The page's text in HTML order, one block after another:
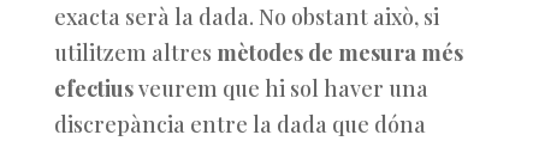
exacta serà la dada. No obstant això, si
utilitzem altres mètodes de mesura més
efectiusveurem que hi sol haver una
discrepància entre la dada que dóna